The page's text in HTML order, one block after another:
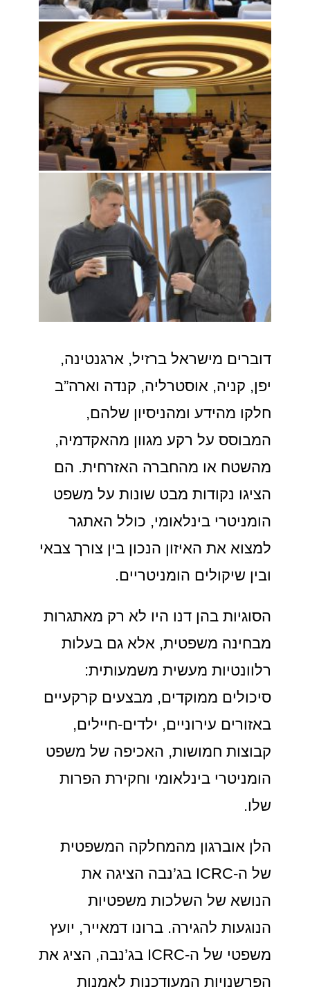
דוברים מישראל ברזיל, ארגנטינה,
יפן, קניה, אוסטרליה, קנדה וארה”ב
חלקו מהידע ומהניסיון שלהם,
המבוסס על רקע מגוון מהאקדמיה,
מהשטח או מהחברה האזרחית. הם
הציגו נקודות מבט שונות על משפט
הומניטרי בינלאומי, כולל האתגר
למצוא את האיזון הנכון בין צורך צבאי
ובין שיקולים הומניטריים.
הסוגיות בהן דנו היו לא רק מאתגרות
מבחינה משפטית, אלא גם בעלות
רלוונטיות מעשית משמעותית:
סיכולים ממוקדים, מבצעים קרקעיים
באזורים עירוניים, ילדים-חיילים,
קבוצות חמושות, האכיפה של משפט
הומניטרי בינלאומי וחקירת הפרות
שלו.
הלן אוברגון מהמחלקה המשפטית
של ה-ICRC בג’נבה הציגה את
הנושא של השלכות משפטיות
הנוגעות להגירה. ברונו דמאייר, יועץ
משפטי של ה-ICRC בג’נבה, הציג את
הפרשנויות המעודכנות לאמנות